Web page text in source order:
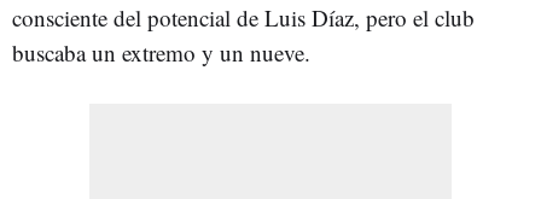
consciente del potencial de Luis Díaz, pero el club
buscaba un extremo y un nueve.